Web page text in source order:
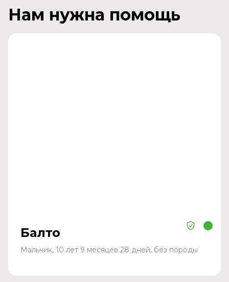
Нам нужна помощь
Балто
Мальчик, 10 лет 9 месяцев 28 дней, без породы